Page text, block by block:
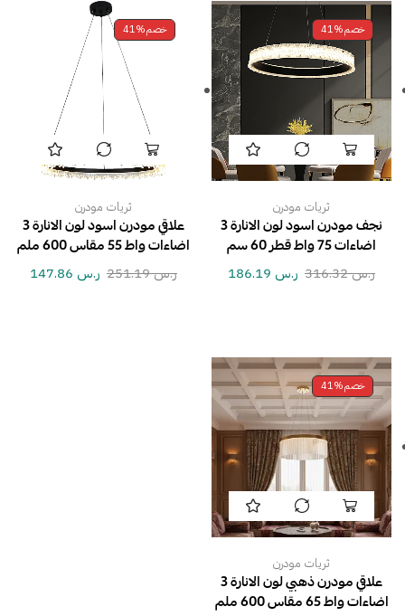
خصم41%
ثريات مودرن
نجف مودرن اسود لون الانارة 3
اضاءات 75 واط قطر 60 سم
ر.س316.32 ر.س
خصم41%
ثريات مودرن
علاقي مودرن اسود لون الانارة 3
اضاءات واط 55 مقاس 600 ملم
ر.س251.19 ر.س
خصم41%
ثريات مودرن
علاقي مودرن ذهبي لون الانارة 3
اضاءات واط 65 مقاس 600 ملم